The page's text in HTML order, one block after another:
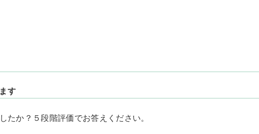
す
たか？５段階評価でお答えください。